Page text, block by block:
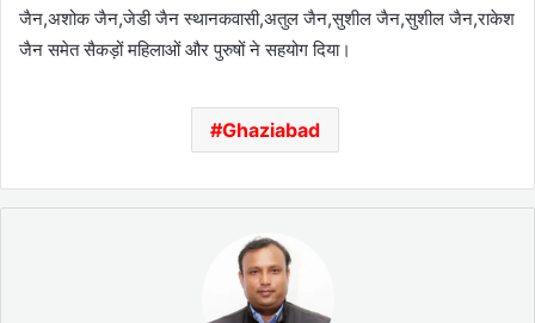
जैन,अशोक जैन,जेडी जैन स्थानकवासी,अतुल जैन,सुशील जैन,सुशील जैन,राकेश
जैन समेत सैकड़ों महिलाओं और पुरुषों ने सहयोग दिया।
Ghaziabad